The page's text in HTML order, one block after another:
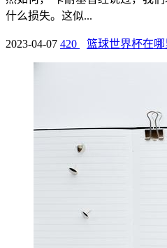
什么损失。这似...
2023-04-07 420 篮球世界杯在